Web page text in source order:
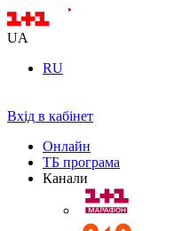
UA
RU
Вхід в кабінет
Онлайн
ТБ програма
Канали